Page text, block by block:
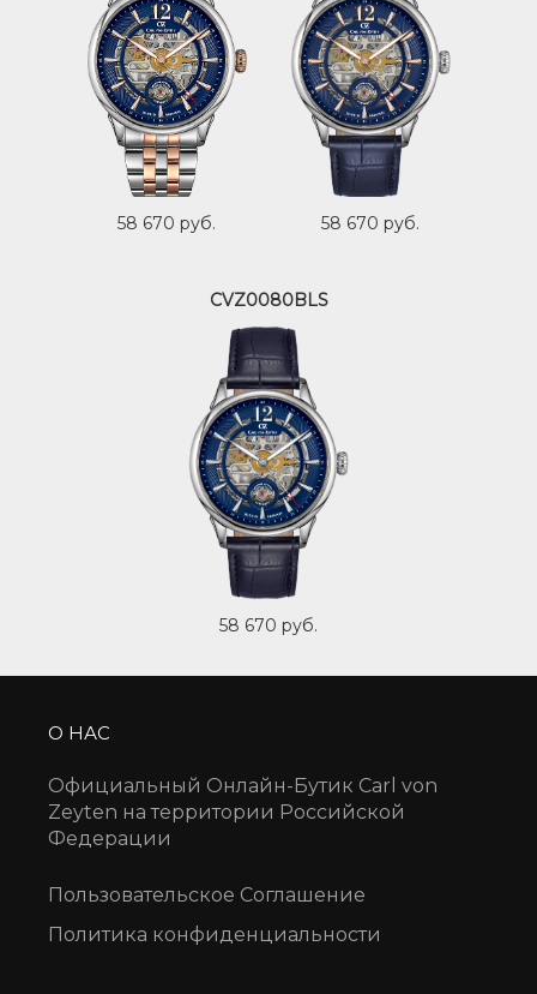
58 670 руб. 58 670 руб.
CVZ0080BLS
58 670 руб.
О НАС
Официальный Онлайн-Бутик Carl von
Zeyten на территории Российской
Федерации
Пользовательское Соглашение
Политика конфиденциальности